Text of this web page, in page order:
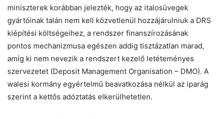
miniszterek korábban jelezték, hogy az italosüvegek
gyártóinak talán nem kell közvetlenül hozzájárulniuk a DRS
kiépítési költségeihez, a rendszer finanszírozásának
pontos mechanizmusa egészen addig tisztázatlan marad,
amíg ki nem nevezik a rendszert kezelő letéteményes
szervezetet (Deposit Management Organisation – DMO). A
walesi kormány egyértelmű beavatkozása nélkül az iparág
szerint a kettős adóztatás elkerülhetetlen.